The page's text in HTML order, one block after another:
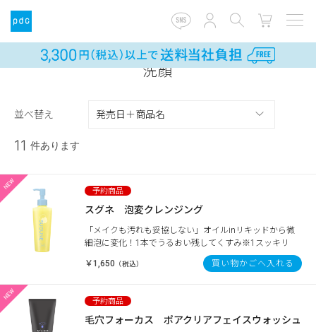
洗顔
並べ替え
11 件あります
スグネ 泡変クレンジング
「メイクも汚れも妥協しない」オイルinリキッドから微
細泡に変化！1本でうるおい残してくすみ※1スッキリ
￥1,650 （税込） 買い物かごへ入れる
毛穴フォーカス ポアクリアフェイスウォッシュ